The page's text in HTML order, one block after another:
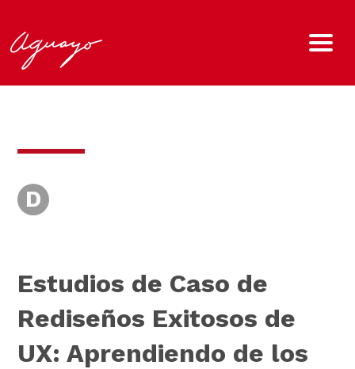
D
Estudios de Caso de
Rediseños Exitosos de
UX: Aprendiendo de los